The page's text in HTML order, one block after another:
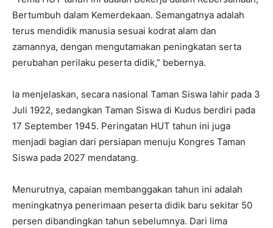
Bertumbuh dalam Kemerdekaan. Semangatnya adalah
terus mendidik manusia sesuai kodrat alam dan
zamannya, dengan mengutamakan peningkatan serta
perubahan perilaku peserta didik,” bebernya.
Ia menjelaskan, secara nasional Taman Siswa lahir pada 3
Juli 1922, sedangkan Taman Siswa di Kudus berdiri pada
17 September 1945. Peringatan HUT tahun ini juga
menjadi bagian dari persiapan menuju Kongres Taman
Siswa pada 2027 mendatang.
Menurutnya, capaian membanggakan tahun ini adalah
meningkatnya penerimaan peserta didik baru sekitar 50
persen dibandingkan tahun sebelumnya. Dari lima